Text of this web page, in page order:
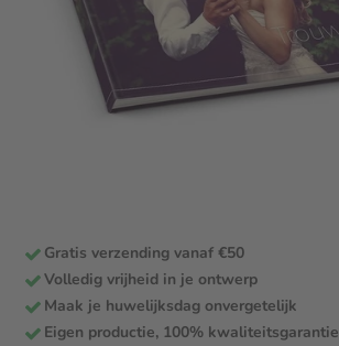
Gratis verzending vanaf €50
Volledig vrijheid in je ontwerp
Maak je huwelijksdag onvergetelijk
Eigen productie, 100% kwaliteitsgarantie